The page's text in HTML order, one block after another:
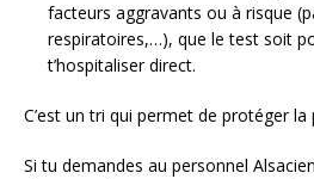
facteurs aggravants ou à risque
respiratoires,…), que le test soit
t’hospitaliser direct.
C’est un tri qui permet de protéger la
Si tu demandes au personnel